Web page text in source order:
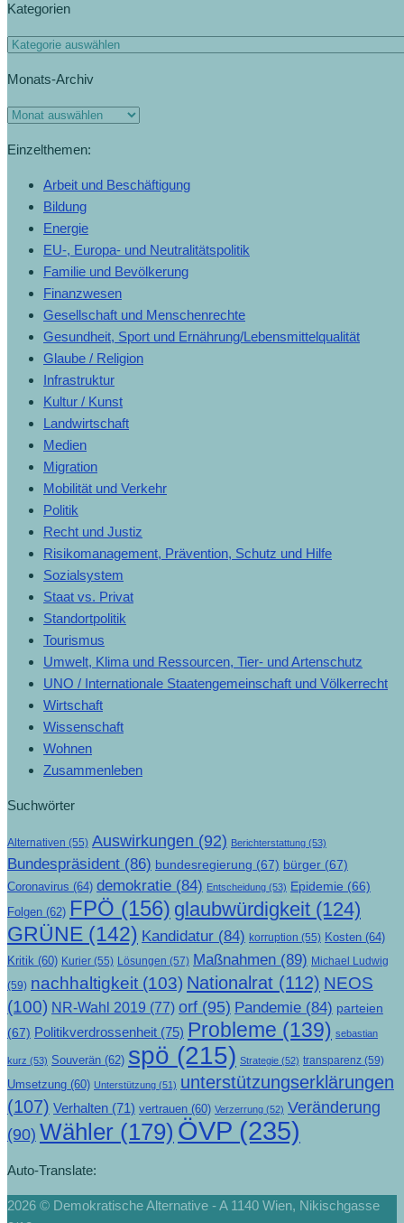
Kategorien
Monats-Archiv
Einzelthemen:
Arbeit und Beschäftigung
Bildung
Energie
EU-, Europa- und Neutralitätspolitik
Familie und Bevölkerung
Finanzwesen
Gesellschaft und Menschenrechte
Gesundheit, Sport und Ernährung/Lebensmittelqualität
Glaube / Religion
Infrastruktur
Kultur / Kunst
Landwirtschaft
Medien
Migration
Mobilität und Verkehr
Politik
Recht und Justiz
Risikomanagement, Prävention, Schutz und Hilfe
Sozialsystem
Staat vs. Privat
Standortpolitik
Tourismus
Umwelt, Klima und Ressourcen, Tier- und Artenschutz
UNO / Internationale Staatengemeinschaft und Völkerrecht
Wirtschaft
Wissenschaft
Wohnen
Zusammenleben
Suchwörter
Alternativen (55) Auswirkungen (92) Berichterstattung (53)
Bundespräsident (86) bundesregierung (67) bürger (67)
Coronavirus (64) demokratie (84) Entscheidung (53) Epidemie (66)
Folgen (62) FPÖ (156) glaubwürdigkeit (124)
GRÜNE (142) Kandidatur (84) korruption (55) Kosten (64)
Kritik (60) Kurier (55) Lösungen (57) Maßnahmen (89) Michael Ludwig
(59) nachhaltigkeit (103) Nationalrat (112) NEOS
(100) NR-Wahl 2019 (77) orf (95) Pandemie (84) parteien
(67) Politikverdrossenheit (75) Probleme (139) sebastian
kurz (53) Souverän (62) spö (215) Strategie (52) transparenz (59)
Umsetzung (60) Unterstützung (51) unterstützungserklärungen
(107) Verhalten (71) vertrauen (60) Verzerrung (52) Veränderung
(90) Wähler (179) ÖVP (235)
Auto-Translate:
2026 © Demokratische Alternative - A 1140 Wien, Nikischgasse